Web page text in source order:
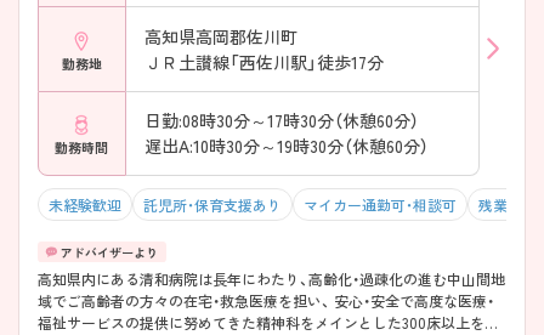
勤務地
高知県高岡郡佐川町
ＪＲ土讃線「西佐川駅」徒歩17分
勤務時間
日勤:08時30分～17時30分（休憩60分）
遅出A:10時30分～19時30分（休憩60分）
未経験歓迎 託児所・保育支援あり マイカー通勤可・相談可 残業10h
高知県内にある清和病院は長年にわたり、高齢化・過疎化の進む中山間地
域でご高齢者の方々の在宅・救急医療を担い、 安心・安全で高度な医療・
福祉サービスの提供に努めてきた精神科をメインとした300床以上を有